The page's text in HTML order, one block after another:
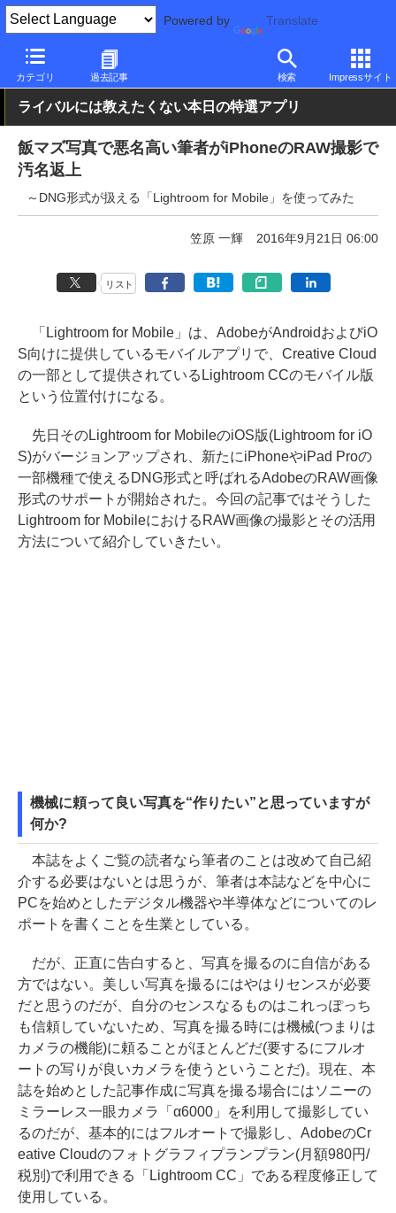
Powered by Translate
カテゴリ 過去記事 検索 Impressサイト
PC Watch ソフトウェア/アプリ 他ソフト/アプリ 新バージョン
ライバルには教えたくない本日の特選アプリ
飯マズ写真で悪名高い筆者がiPhoneのRAW撮影で
汚名返上
～DNG形式が扱える「Lightroom for Mobile」を使ってみた
笠原 一輝 2016年9月21日 06:00
リスト
「Lightroom for Mobile」は、AdobeがAndroidおよびiO
S向けに提供しているモバイルアプリで、Creative Cloud
の一部として提供されているLightroom CCのモバイル版
という位置付けになる。
先日そのLightroom for MobileのiOS版(Lightroom for iO
S)がバージョンアップされ、新たにiPhoneやiPad Proの
一部機種で使えるDNG形式と呼ばれるAdobeのRAW画像
形式のサポートが開始された。今回の記事ではそうした
Lightroom for MobileにおけるRAW画像の撮影とその活用
方法について紹介していきたい。
機械に頼って良い写真を“作りたい”と思っていますが
何か?
本誌をよくご覧の読者なら筆者のことは改めて自己紹
介する必要はないとは思うが、筆者は本誌などを中心に
PCを始めとしたデジタル機器や半導体などについてのレ
ポートを書くことを生業としている。
だが、正直に告白すると、写真を撮るのに自信がある
方ではない。美しい写真を撮るにはやはりセンスが必要
だと思うのだが、自分のセンスなるものはこれっぽっち
も信頼していないため、写真を撮る時には機械(つまりは
カメラの機能)に頼ることがほとんどだ(要するにフルオ
ートの写りが良いカメラを使うということだ)。現在、本
誌を始めとした記事作成に写真を撮る場合にはソニーの
ミラーレス一眼カメラ「α6000」を利用して撮影してい
るのだが、基本的にはフルオートで撮影し、AdobeのCr
eative Cloudのフォトグラフィプランプラン(月額980円/
税別)で利用できる「Lightroom CC」である程度修正して
使用している。